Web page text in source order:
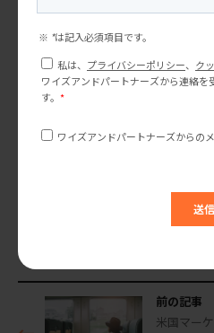
１ヶ月に１回、マーケティングト
しています。
メルマガ
プロジェクトのご相談やご依頼に
お問い合
前の記事
米国マー